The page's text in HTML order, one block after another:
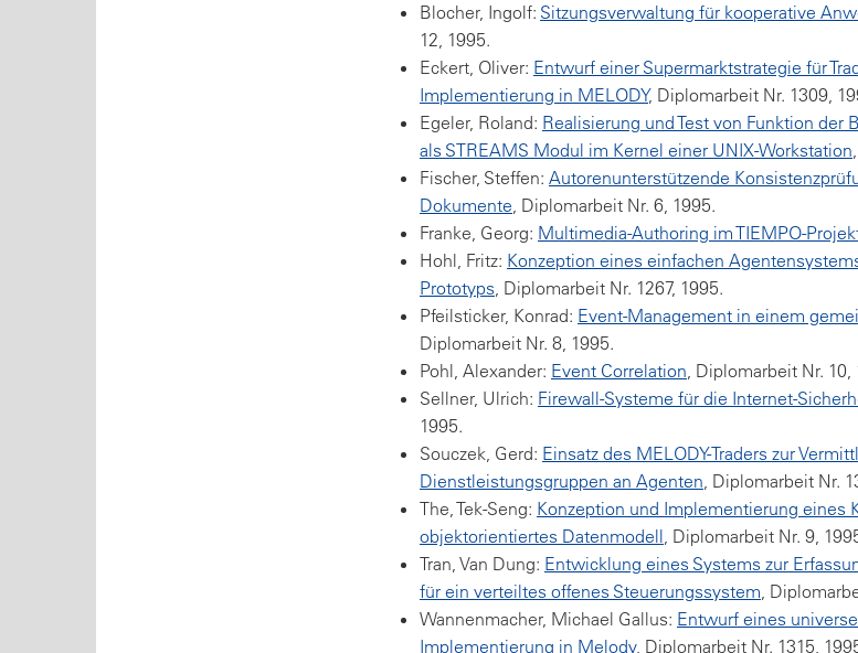
Blocher, Ingolf: Sitzungsverwaltung für kooperative
12, 1995.
Eckert, Oliver: Entwurf einer Supermarktstrategie für
Implementierung in MELODY, Diplomarbeit Nr. 1309,
Egeler, Roland: Realisierung und Test von Funktion der
als STREAMS Modul im Kernel einer UNIX-Workstation
Fischer, Steffen: Autorenunterstützende
Dokumente, Diplomarbeit Nr. 6, 1995.
Franke, Georg: Multimedia-Authoring im TIEMPO-
Hohl, Fritz: Konzeption eines einfachen
Prototyps, Diplomarbeit Nr. 1267, 1995.
Pfeilsticker, Konrad: Event-Management in einem
Diplomarbeit Nr. 8, 1995.
Pohl, Alexander: Event Correlation, Diplomarbeit Nr. 10,
Sellner, Ulrich: Firewall-Systeme für die Internet-
1995.
Souczek, Gerd: Einsatz des MELODY-Traders zur
Dienstleistungsgruppen an Agenten, Diplomarbeit Nr.
The, Tek-Seng: Konzeption und Implementierung eines
objektorientiertes Datenmodell, Diplomarbeit Nr. 9,
Tran, Van Dung: Entwicklung eines Systems zur
für ein verteiltes offenes Steuerungssystem,
Wannenmacher, Michael Gallus: Entwurf eines
Implementierung in Melody, Diplomarbeit Nr. 1315,